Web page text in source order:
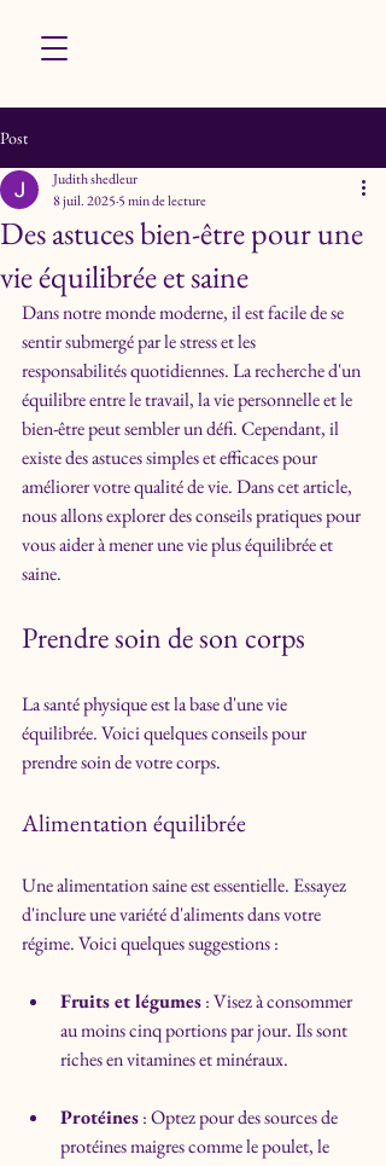
Post
Des astuces bien-être pour une
vie équilibrée et saine
Judith shedleur
8 juil. 2025 5 min de lecture
Dans notre monde moderne, il est facile de se
sentir submergé par le stress et les
responsabilités quotidiennes. La recherche d'un
équilibre entre le travail, la vie personnelle et le
bien-être peut sembler un défi. Cependant, il
existe des astuces simples et efficaces pour
améliorer votre qualité de vie. Dans cet article,
nous allons explorer des conseils pratiques pour
vous aider à mener une vie plus équilibrée et
saine.
Prendre soin de son corps
La santé physique est la base d'une vie
équilibrée. Voici quelques conseils pour
prendre soin de votre corps.
Alimentation équilibrée
Une alimentation saine est essentielle. Essayez
d'inclure une variété d'aliments dans votre
régime. Voici quelques suggestions :
Fruits et légumes : Visez à consommer
au moins cinq portions par jour. Ils sont
riches en vitamines et minéraux.
Protéines : Optez pour des sources de
protéines maigres comme le poulet, le